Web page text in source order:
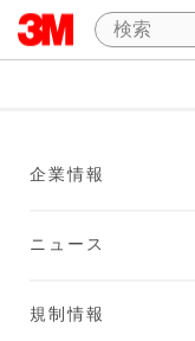
企業情報
ニュース
規制情報